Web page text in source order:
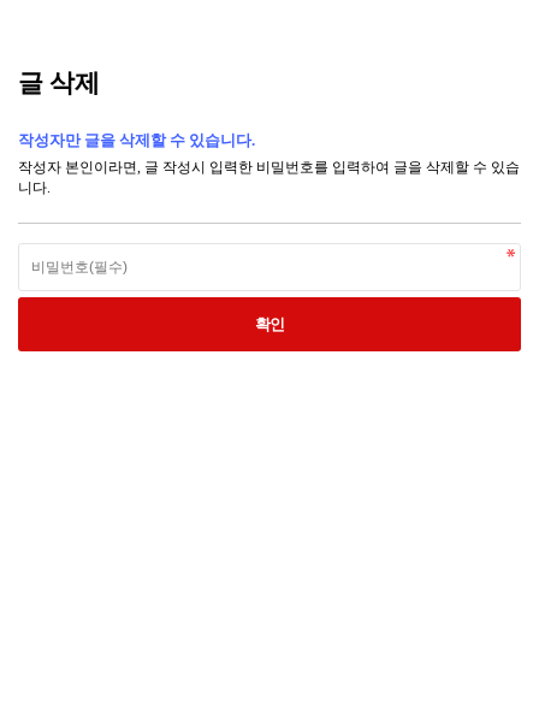
글 삭제
작성자만 글을 삭제할 수 있습니다.
작성자 본인이라면, 글 작성시 입력한 비밀번호를 입력하여 글을 삭제할 수 있습
니다.